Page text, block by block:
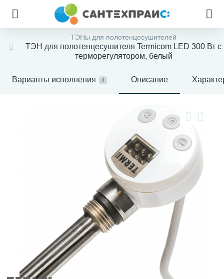
ТЭНы для полотенцесушителей
ТЭН для полотенцесушителя Termicom LED 300 Вт с
терморегулятором, белый
Варианты исполнения 4 Описание